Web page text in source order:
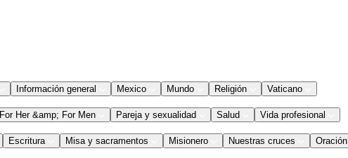
Información general Mexico Mundo Religión Vaticano
For Her &amp; For Men Pareja y sexualidad Salud Vida profesional
Escritura Misa y sacramentos Misionero Nuestras cruces Oración